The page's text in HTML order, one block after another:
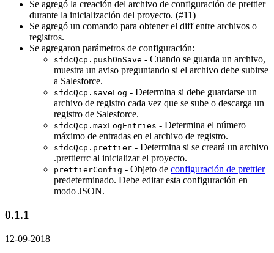
Se agregó la creación del archivo de configuración de prettier
durante la inicialización del proyecto. (#11)
Se agregó un comando para obtener el diff entre archivos o
registros.
Se agregaron parámetros de configuración:
sfdcQcp.pushOnSave - Cuando se guarda un archivo,
muestra un aviso preguntando si el archivo debe subirse
a Salesforce.
sfdcQcp.saveLog - Determina si debe guardarse un
archivo de registro cada vez que se sube o descarga un
registro de Salesforce.
sfdcQcp.maxLogEntries - Determina el número
máximo de entradas en el archivo de registro.
sfdcQcp.prettier - Determina si se creará un archivo
.prettierrc al inicializar el proyecto.
prettierConfig - Objeto de configuración de prettier
predeterminado. Debe editar esta configuración en
modo JSON.
0.1.1
12-09-2018